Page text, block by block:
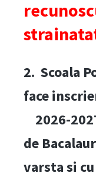
2. Scoala
face
2026-
de
varsta si